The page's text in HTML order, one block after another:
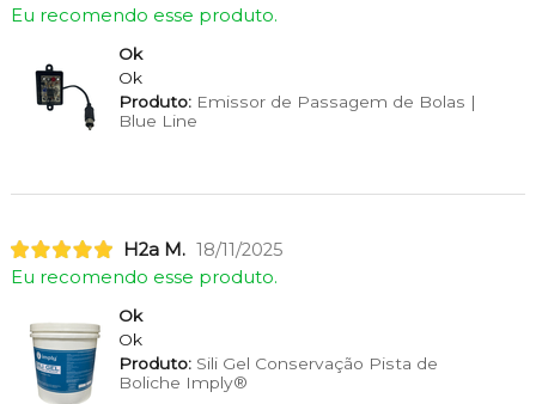
Eu recomendo esse produto.
Ok
Ok
Produto:Emissor de Passagem de Bolas |
Blue Line
H2a M. 18/11/2025
Eu recomendo esse produto.
Ok
Ok
Produto:Sili Gel Conservação Pista de
Boliche Imply®